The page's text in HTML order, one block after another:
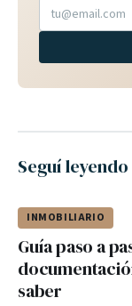
Seguí leyendo
INMOBILIARIO
Guía paso a
saber